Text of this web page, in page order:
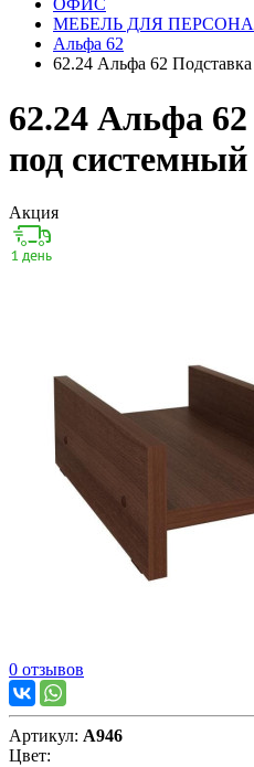
ОФИС
МЕБЕЛЬ ДЛЯ
Альфа 62
62.24 Альфа 62
62.24 Альфа
под
Акция
0 отзывов
Артикул: А946
Цвет: